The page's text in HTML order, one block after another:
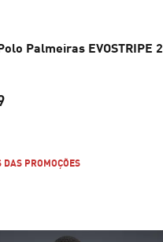
Palmeiras EVOSTRIPE
DAS PROMOÇÕES